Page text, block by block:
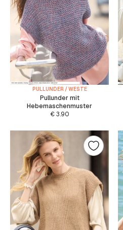
PULLUNDER / WESTE
Pullunder mit
Hebemaschenmuster
€3.90